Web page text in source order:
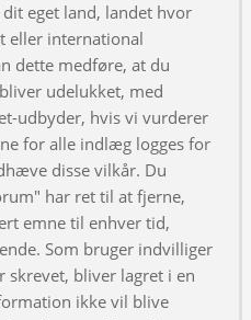
eget land, landet hvor
eller international
dette medføre, at du
udelukket, med
udbyder, hvis vi vurderer
for alle indlæg logges for
disse vilkår. Du
har ret til at fjerne,
emne til enhver tid,
Som bruger indvilliger
bliver lagret i en
ikke vil blive